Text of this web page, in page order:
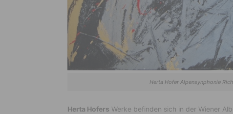
Herta Hofer Alpensynphonie
Herta Hofers Werke befinden sich in der Wiener